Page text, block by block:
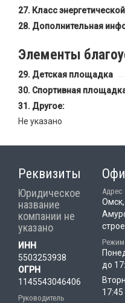
Класс
Дополнительная
Элементы
Детская площадка
Спортивная
Другое:
Не указано
Реквизиты
Юридическое
название
компании не
указано
ИНН
5503253938
ОГРН
1145543046406
Руководитель
Адрес
Режим
до
17:45